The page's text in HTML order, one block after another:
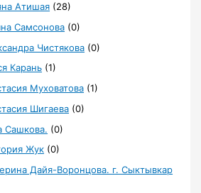
Атишая (28)
Самсонова (0)
Чистякова (0)
Карань (1)
Муховатова (1)
Шигаева (0)
Сашкова. (0)
Жук (0)
Дайя-Воронцова. г. Сыктывкар